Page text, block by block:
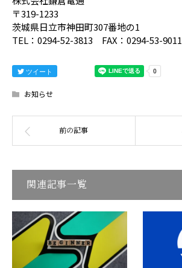
〒319-1233
茨城県日立市神田町307番地の1
TEL：0294-52-3813 FAX：0294-53-9011
ツイート
お知らせ
関連記事一覧